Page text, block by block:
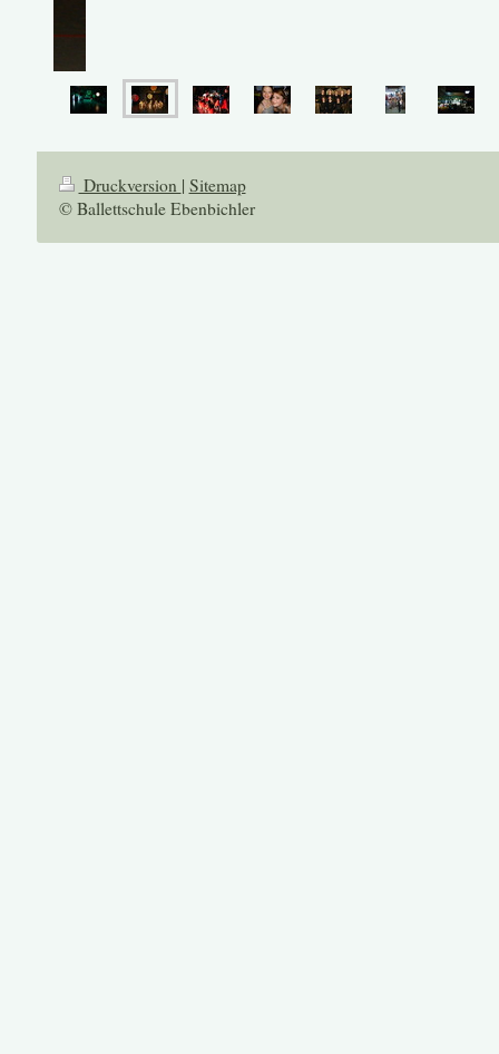
Druckversion | Sitemap
© Ballettschule Ebenbichler